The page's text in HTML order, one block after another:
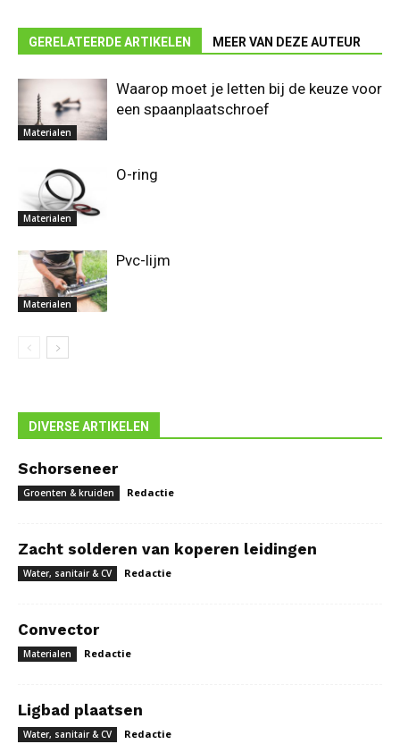
GERELATEERDE ARTIKELEN MEER VAN DEZE AUTEUR
Materialen
Waarop moet je letten bij de keuze voor
een spaanplaatschroef
Materialen
O-ring
Materialen
Pvc-lijm
DIVERSE ARTIKELEN
Schorseneer
Groenten & kruiden Redactie
Zacht solderen van koperen leidingen
Water, sanitair & CV Redactie
Convector
Materialen Redactie
Ligbad plaatsen
Water, sanitair & CV Redactie